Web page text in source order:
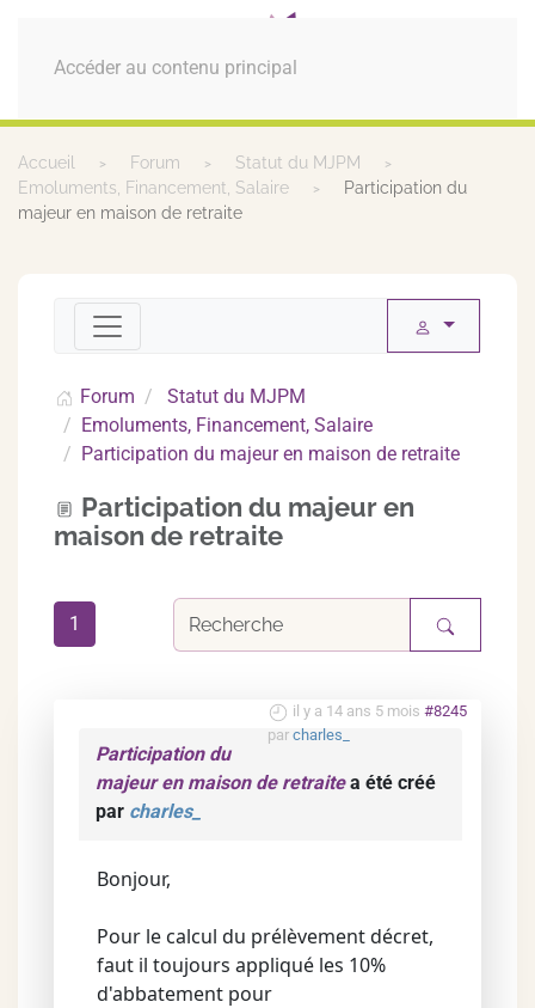
Accéder au contenu principal
MENU
Accueil Forum
Statut du MJPM
Emoluments, Financement, Salaire
Participation du
majeur en maison de retraite
Forum
Statut du MJPM
Emoluments, Financement, Salaire
Participation du majeur en maison de retraite
Participation du majeur en
maison de retraite
1
il y a 14 ans 5 mois #8245
par charles_
Participation du
majeur en maison de retraitea été créé
par charles_
Bonjour,
Pour le calcul du prélèvement décret,
faut il toujours appliqué les 10%
d'abbatement pour